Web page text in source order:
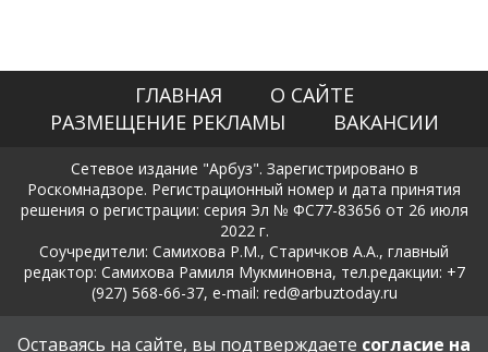
ГЛАВНАЯ
О САЙТЕ
РАЗМЕЩЕНИЕ РЕКЛАМЫ
ВАКАНСИИ
Сетевое издание "Арбуз". Зарегистрировано в
Роскомнадзоре. Регистрационный номер и дата принятия
решения о регистрации: серия Эл № ФС77-83656 от 26 июля
2022 г.
Соучредители: Самихова Р.М., Старичков А.А., главный
редактор: Самихова Рамиля Мукминовна, тел.редакции: +7
(927) 568-66-37, e-mail: red@arbuztoday.ru
Политика в отношении обработки и защиты персональных
Оставаясь на сайте, вы подтверждаете согласие на